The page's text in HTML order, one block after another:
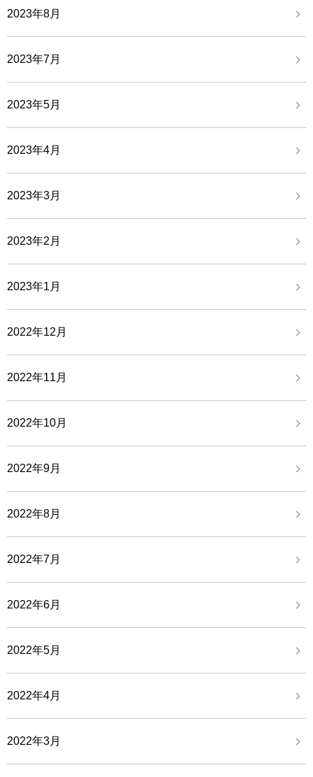
2023年8月
2023年7月
2023年5月
2023年4月
2023年3月
2023年2月
2023年1月
2022年12月
2022年11月
2022年10月
2022年9月
2022年8月
2022年7月
2022年6月
2022年5月
2022年4月
2022年3月